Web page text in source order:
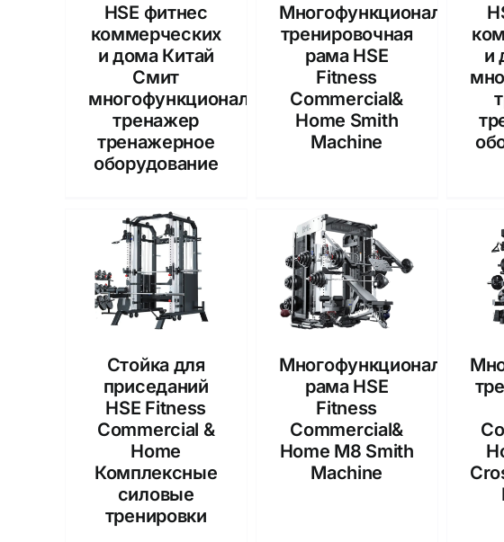
HSE фитнес
коммерческих
и дома Китай
Смит
многофункциональный
тренажер
тренажерное
оборудование
Многофункциональная
тренировочная
рама HSE
Fitness
Commercial&
Home Smith
Machine
и
Стойка для
приседаний
HSE Fitness
Commercial &
Home
Комплексные
силовые
тренировки
Многофункциональная
рама HSE
Fitness
Commercial&
Home M8 Smith
Machine